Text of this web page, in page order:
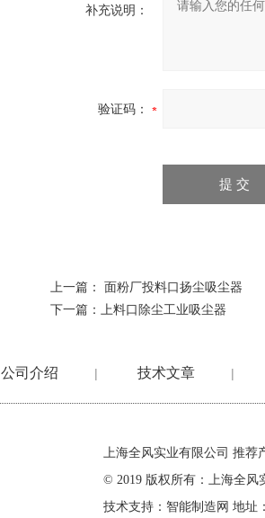
补充说明：
验证码：
上一篇： 面粉厂投料口扬尘吸尘器
下一篇：
上料口除尘工业吸尘器
公司介绍 | 技术文章 |
上海全风实业有限公司 推荐
© 2019 版权所有：上海全风
技术支持： 智能制造网 地址